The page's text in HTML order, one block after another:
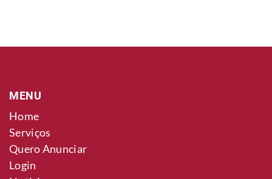
MENU
Home
Serviços
Quero Anunciar
Login